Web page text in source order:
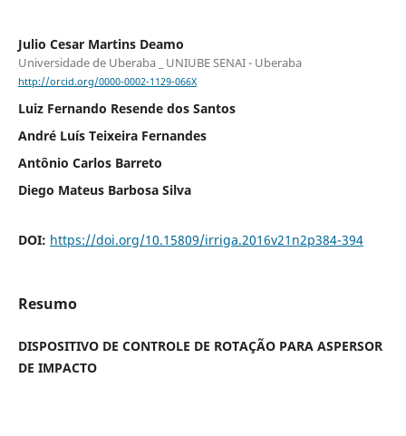
Julio Cesar Martins Deamo
Universidade de Uberaba _ UNIUBE SENAI - Uberaba
http://orcid.org/0000-0002-1129-066X
Luiz Fernando Resende dos Santos
André Luís Teixeira Fernandes
Antônio Carlos Barreto
Diego Mateus Barbosa Silva
DOI: https://doi.org/10.15809/irriga.2016v21n2p384-394
Resumo
DISPOSITIVO DE CONTROLE DE ROTAÇÃO PARA ASPERSOR
DE IMPACTO